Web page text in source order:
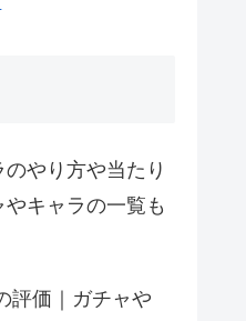
やり方や当たり
キャラの一覧も
評価｜ガチャや